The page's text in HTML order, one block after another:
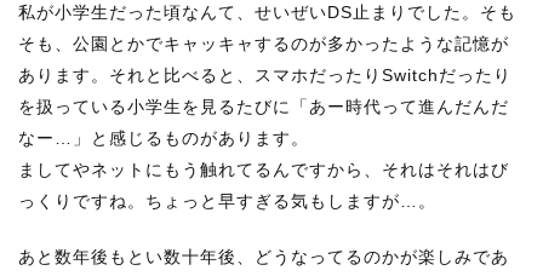
私が小学生だった頃なんて、せいぜいDS止まりでした。そも
そも、公園とかでキャッキャするのが多かったような記憶が
あります。それと比べると、スマホだったりSwitchだったり
を扱っている小学生を見るたびに「あー時代って進んだんだ
なー…」と感じるものがあります。
ましてやネットにもう触れてるんですから、それはそれはび
っくりですね。ちょっと早すぎる気もしますが…。
あと数年後もとい数十年後、どうなってるのかが楽しみであ